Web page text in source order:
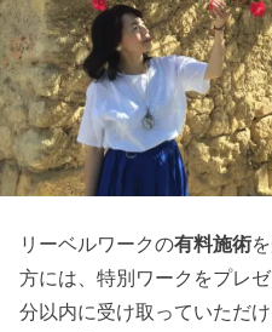
リーベルワークの有料施術
方には、特別ワークをプレ
分以内に受け取っていただ